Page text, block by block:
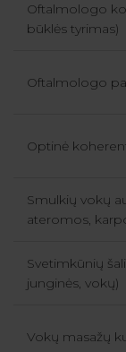
Oftalmologo
būklės tyrimas)
Oftalmologo
Optinė
Smulkių vokų
ateromos,
Svetimkūnių
junginės, vokų)
Vokų masažų